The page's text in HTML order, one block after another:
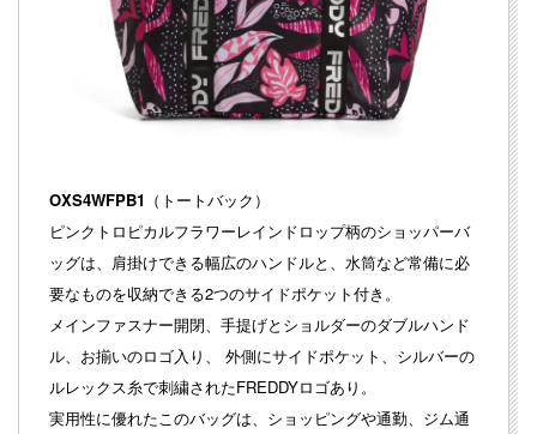
OXS4WFPB1 （トートバック）
ピンクトロピカルフラワーレインドロップ柄のショッパーバ
ッグは、肩掛けできる幅広のハンドルと、水筒など常備に必
要なものを収納できる2つのサイドポケット付き。
メインファスナー開閉、手提げとショルダーのダブルハンド
ル、お揃いのロゴ入り、 外側にサイドポケット、シルバーの
ルレックス糸で刺繍されたFREDDYロゴあり。
実用性に優れたこのバッグは、ショッピングや通勤、ジム通